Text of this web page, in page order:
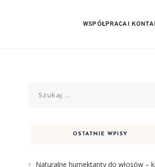
WSPÓŁPRACA I
OSTATNIE WPISY
Naturalne humektanty do włosów –